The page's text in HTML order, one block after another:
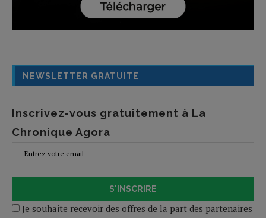
NEWSLETTER GRATUITE
Inscrivez-vous gratuitement à La
Chronique Agora
S'INSCRIRE
Je souhaite recevoir des offres de la part des partenaires